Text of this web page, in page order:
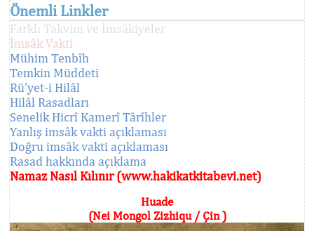
Önemli Linkler
Farklı Takvim ve İmsâkiyeler
İmsâk Vakti
Mühim Tenbîh
Temkin Müddeti
Rü'yet-i Hilâl
Hilâl Rasadları
Senelik Hicrî Kamerî Târîhler
Yanlış imsâk vakti açıklaması
Doğru imsâk vakti açıklaması
Rasad hakkında açıklama
Namaz Nasıl Kılınır (www.hakikatkitabevi.net)
Huade
(Nei Mongol Zizhiqu / Çin )